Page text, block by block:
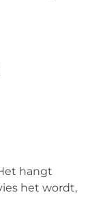
hangt
het wordt,